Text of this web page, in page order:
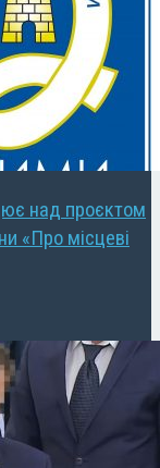
над проєктом
«Про місцеві